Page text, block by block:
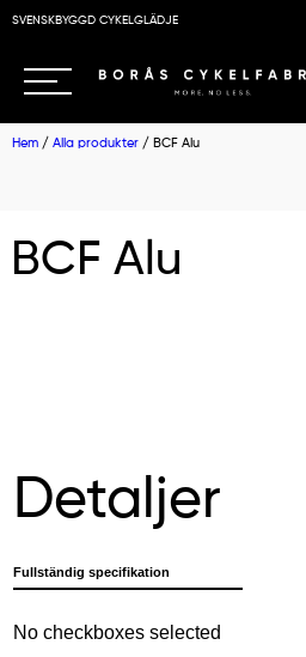
SVENSKBYGGD CYKELGLÄDJE
Hem / Alla produkter / BCF Alu
BCF Alu
Detaljer
Fullständig specifikation
No checkboxes selected